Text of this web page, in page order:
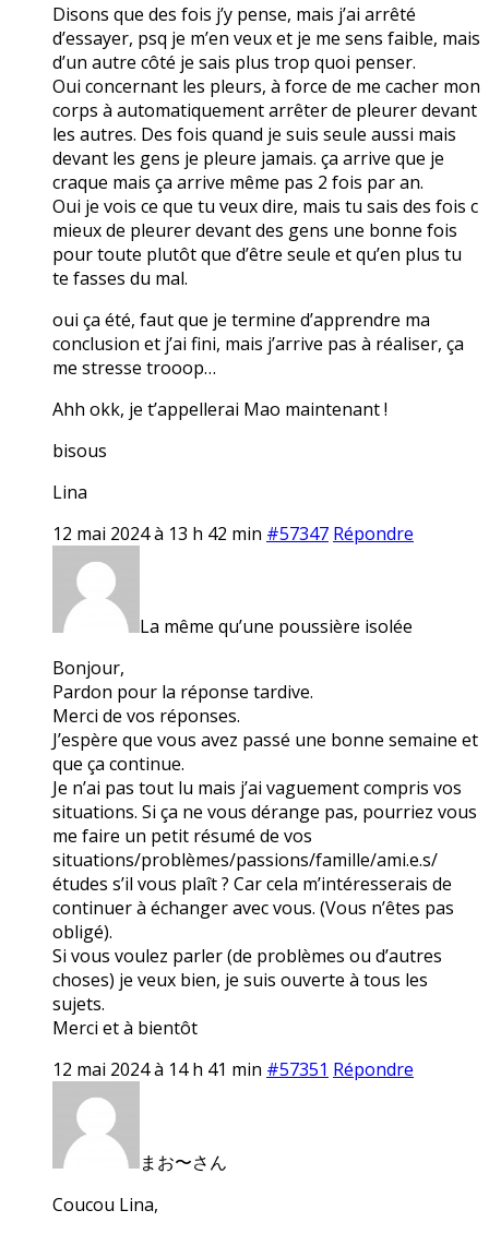
Disons que des fois j’y pense, mais j’ai arrêté
d’essayer, psq je m’en veux et je me sens faible, mais
d’un autre côté je sais plus trop quoi penser.
Oui concernant les pleurs, à force de me cacher mon
corps à automatiquement arrêter de pleurer devant
les autres. Des fois quand je suis seule aussi mais
devant les gens je pleure jamais. ça arrive que je
craque mais ça arrive même pas 2 fois par an.
Oui je vois ce que tu veux dire, mais tu sais des fois c
mieux de pleurer devant des gens une bonne fois
pour toute plutôt que d’être seule et qu’en plus tu
te fasses du mal.
oui ça été, faut que je termine d’apprendre ma
conclusion et j’ai fini, mais j’arrive pas à réaliser, ça
me stresse trooop…
Ahh okk, je t’appellerai Mao maintenant !
bisous
Lina
12 mai 2024 à 13 h 42 min #57347 Répondre
La même qu’une poussière isolée
Bonjour,
Pardon pour la réponse tardive.
Merci de vos réponses.
J’espère que vous avez passé une bonne semaine et
que ça continue.
Je n’ai pas tout lu mais j’ai vaguement compris vos
situations. Si ça ne vous dérange pas, pourriez vous
me faire un petit résumé de vos
situations/problèmes/passions/famille/ami.e.s/
études s’il vous plaît ? Car cela m’intéresserais de
continuer à échanger avec vous. (Vous n’êtes pas
obligé).
Si vous voulez parler (de problèmes ou d’autres
choses) je veux bien, je suis ouverte à tous les
sujets.
Merci et à bientôt
12 mai 2024 à 14 h 41 min #57351 Répondre
まお〜さん
Coucou Lina,